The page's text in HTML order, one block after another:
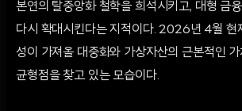
본연의 탈중앙화 철학을 희석시키고, 대형 금
다시 확대시킨다는 지적이다. 2026년 4월 현
성이 가져올 대중화와 가상자산의 근본적인
균형점을 찾고 있는 모습이다.